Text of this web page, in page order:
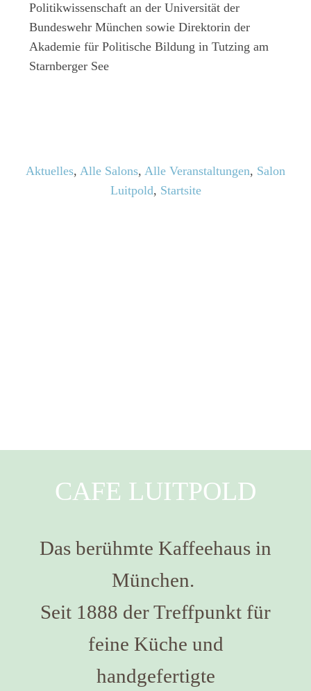
Politikwissenschaft an der Universität der
Bundeswehr München sowie Direktorin der
Akademie für Politische Bildung in Tutzing am
Starnberger See
Aktuelles, Alle Salons, Alle Veranstaltungen, Salon
Luitpold, Startsite
CAFE LUITPOLD
Das berühmte Kaffeehaus in
München.
Seit 1888 der Treffpunkt für
feine Küche und
handgefertigte